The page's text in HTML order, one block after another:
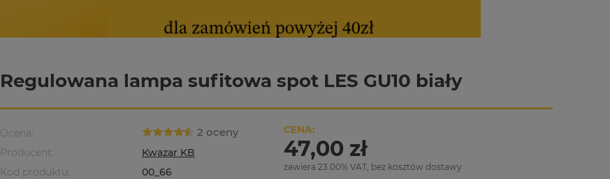
Regulowana lampa sufitowa spot LES GU10 biały
Ocena: 2 oceny
Producent:
Kwazar KB
Kod produktu:
00_66
CENA:
47,00 zł
zawiera 23.00% VAT, bez kosztów dostawy